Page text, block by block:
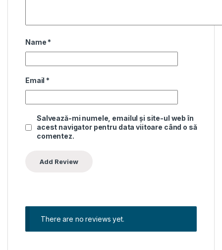
Name *
Email *
Salvează-mi numele, emailul și site-ul web în
acest navigator pentru data viitoare când o să
comentez.
There are no reviews yet.